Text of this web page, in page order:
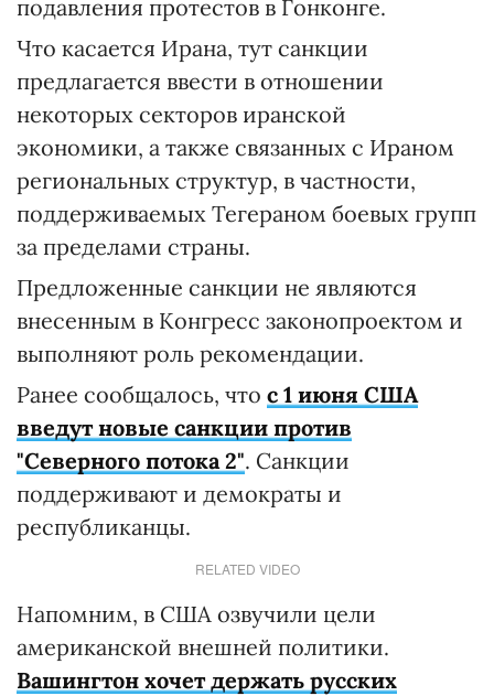
подавления протестов в Гонконге.
Что касается Ирана, тут санкции
предлагается ввести в отношении
некоторых секторов иранской
экономики, а также связанных с Ираном
региональных структур, в частности,
поддерживаемых Тегераном боевых групп
за пределами страны.
Предложенные санкции не являются
внесенным в Конгресс законопроектом и
выполняют роль рекомендации.
Ранее сообщалось, что с 1 июня США
введут новые санкции против
"Северного потока 2". Санкции
поддерживают и демократы и
республиканцы.
RELATED VIDEO
Напомним, в США озвучили цели
американской внешней политики.
Вашингтон хочет держать русских